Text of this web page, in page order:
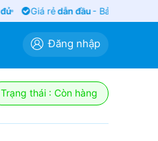
Giá rẻ dẫn đầu- Bảo hành
Đăng nhập
Trạng thái : Còn hàng